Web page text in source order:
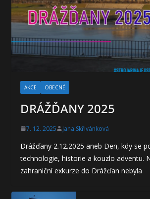
AKCE OBECNÉ
DRÁŽĎANY 2025
7. 12. 2025 Jana Skřivánková
Drážďany 2.12.2025 aneb Den, kdy se
technologie, historie a kouzlo adventu.
zahraniční exkurze do Drážďan nebyla